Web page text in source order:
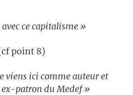
ce capitalisme »
point 8)
viens ici comme auteur et
patron du Medef »